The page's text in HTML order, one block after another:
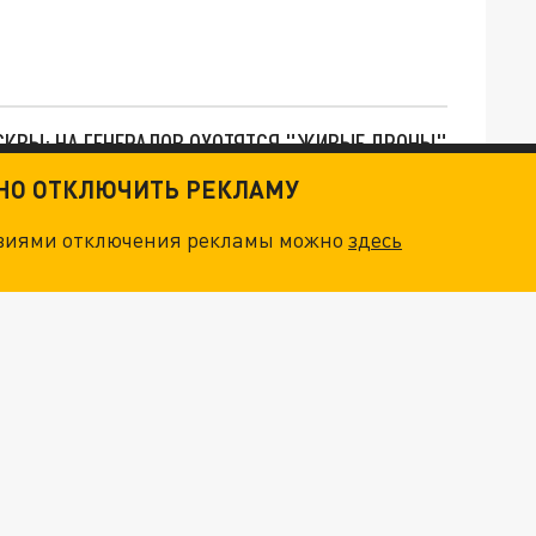
НА ГЕНЕРАЛОВ ОХОТЯТСЯ "ЖИВЫЕ ДРОНЫ"
НОВОЕ МАСШТАБНЕЙШЕЕ НАСТУПЛЕНИЕ. ТРИ УЛЬТИМАТУМА ЗЕЛЕНСКОГО ПУТИНУ. "ЛЬВОВ КИМА" ПОСТАВЯТ НА ПВО? ГЛОБАЛЬНЫЙ ПРОРЫВ ПОД ЗАПОРОЖЬЕМ
ОТКЛЮЧИТЬ РЕКЛАМУ
отключения рекламы можноздесь